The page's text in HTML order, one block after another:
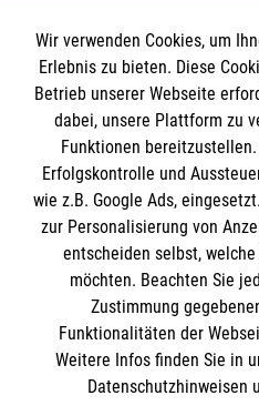
Informationen
Impressum
Datenschutz
Barrierefreiheit
Kontakt
Die Malteser
Malteser in Deutschland
Malteserorden
Sharepoint
Spendenkonto
Wir verwenden Cookies, um
Erlebnis zu bieten. Diese
Betrieb unserer Webseite
dabei, unsere Plattform zu
Funktionen
Erfolgskontrolle und
wie z.B. Google Ads,
zur Personalisierung von
entscheiden selbst,
möchten. Beachten Sie
Zustimmung
Funktionalitäten der
Weitere Infos finden Sie in
Datenschutzhinweisen